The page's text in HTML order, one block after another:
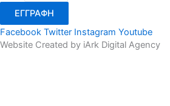
ΕΓΓΡΑΦΗ
Facebook Twitter Instagram Youtube
Website Created by iArk Digital Agency